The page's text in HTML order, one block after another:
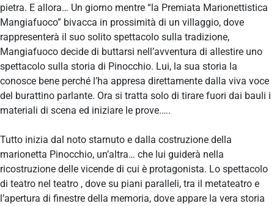
pietra. E allora… Un giorno mentre “la Premiata Marionettistica
Mangiafuoco” bivacca in prossimità di un villaggio, dove
rappresenterà il suo solito spettacolo sulla tradizione,
Mangiafuoco decide di buttarsi nell’avventura di allestire uno
spettacolo sulla storia di Pinocchio. Lui, la sua storia la
conosce bene perché l’ha appresa direttamente dalla viva voce
del burattino parlante. Ora si tratta solo di tirare fuori dai bauli i
materiali di scena ed iniziare le prove.….
Tutto inizia dal noto starnuto e dalla costruzione della
marionetta Pinocchio, un’altra… che lui guiderà nella
ricostruzione delle vicende di cui è protagonista. Lo spettacolo
di teatro nel teatro , dove su piani paralleli, tra il metateatro e
l’apertura di finestre della memoria, dove appare la vera storia